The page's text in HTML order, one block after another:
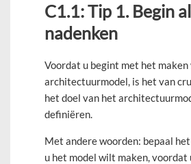
C1.1: Tip 1. Begin
nadenken
Voordat u begint met het maken
architectuurmodel, is het van
het doel van het
definiëren.
Met andere woorden: bepaal
u het model wilt maken, voordat